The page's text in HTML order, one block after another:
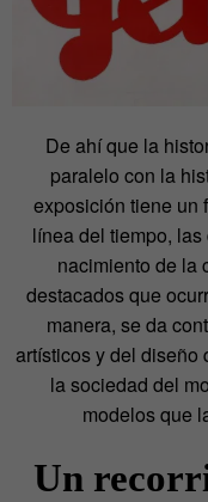
De ahí que la
paralelo con la
exposición tiene un
línea del tiempo,
nacimiento de la
destacados que
manera, se da
artísticos y del diseño
la sociedad del
modelos que
Un